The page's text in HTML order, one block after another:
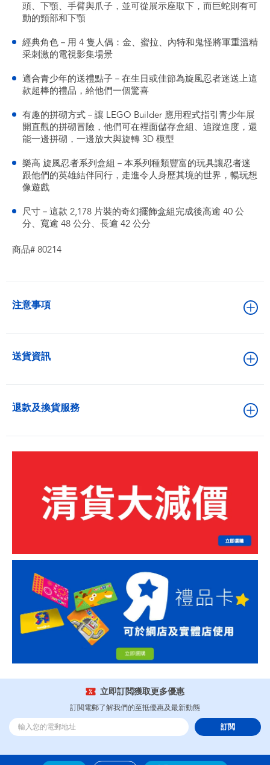
頭、下顎、手臂與爪子，並可從展示座取下，而巨蛇則有可
動的頸部和下顎
經典角色－用 4 隻人偶：金、蜜拉、內特和鬼怪將軍重溫精
采刺激的電視影集場景
適合青少年的送禮點子－在生日或佳節為旋風忍者迷送上這
款超棒的禮品，給他們一個驚喜
有趣的拼砌方式－讓 LEGO Builder 應用程式指引青少年展
開直觀的拼砌冒險，他們可在裡面儲存盒組、追蹤進度，還
能一邊拼砌，一邊放大與旋轉 3D 模型
樂高 旋風忍者系列盒組－本系列種類豐富的玩具讓忍者迷
跟他們的英雄結伴同行，走進令人身歷其境的世界，暢玩想
像遊戲
尺寸－這款 2,178 片裝的奇幻擺飾盒組完成後高逾 40 公
分、寬逾 48 公分、長逾 42 公分
商品# 80214
注意事項
送貨資訊
退款及換貨服務
立即訂閲獲取更多優惠
訂閲電郵了解我們的至抵優惠及最新動態
訂閲